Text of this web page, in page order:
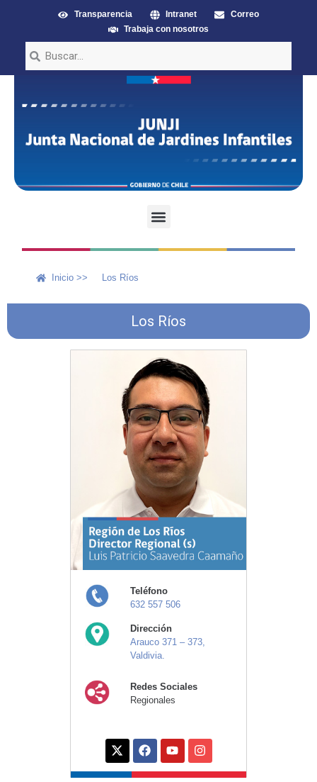
Transparencia Intranet
Correo
Trabaja con nosotros
Inicio >> Los Ríos
Los Ríos
Teléfono
632 557 506
Dirección
Arauco 371 – 373,
Valdivia.
Redes Sociales
Regionales